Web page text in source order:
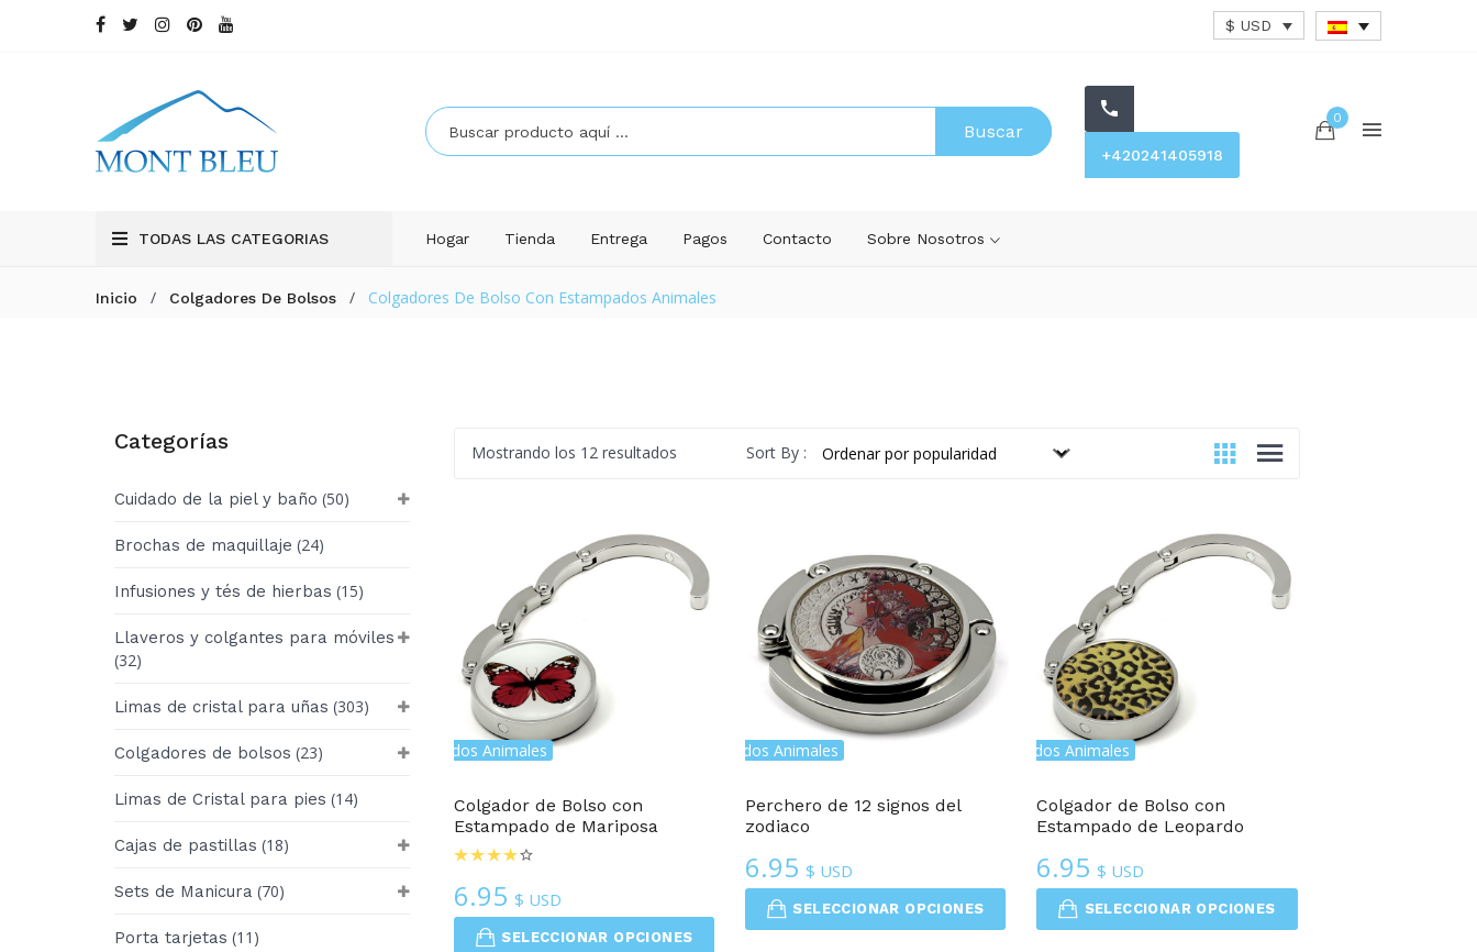
$ USD
Buscar
+420241405918
0
TODAS LAS CATEGORIAS Hogar Tienda Entrega Pagos Contacto Sobre Nosotros
Inicio / Colgadores De Bolsos / Colgadores De Bolso Con Estampados Animales
Categorías
Cuidado de la piel y baño (50)
Brochas de maquillaje (24)
Infusiones y tés de hierbas (15)
Llaveros y colgantes para móviles
(32)
Limas de cristal para uñas (303)
Colgadores de bolsos (23)
Limas de Cristal para pies (14)
Cajas de pastillas (18)
Sets de Manicura (70)
Porta tarjetas (11)
Mostrando los 12 resultados OrdenadoSort By :
Colgadores De Bolso Con Estampados Animales
Colgador de Bolso con
Estampado de Mariposa
6.95 $ USD
SELECCIONAR OPCIONES
Colgadores De Bolso Con Estampados Animales
Perchero de 12 signos del
zodiaco
6.95$ USD
SELECCIONAR OPCIONES
Colgadores De Bolso Con Estampados Animales
Colgador de Bolso con
Estampado de Leopardo
6.95$ USD
SELECCIONAR OPCIONES